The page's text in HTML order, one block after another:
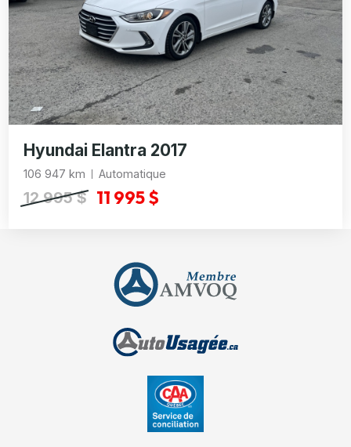
Hyundai Elantra 2017
106 947 km Automatique
12 995 $ 11 995 $